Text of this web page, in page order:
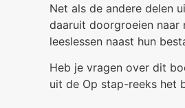
Net als de andere delen
daaruit doorgroeien naar
leeslessen naast hun
Heb je vragen over dit
uit de Op stap-reeks het